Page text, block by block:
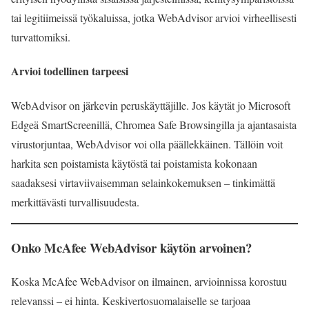
tai legitiimeissä työkaluissa, jotka WebAdvisor arvioi virheellisesti
turvattomiksi.
Arvioi todellinen tarpeesi
WebAdvisor on järkevin peruskäyttäjille. Jos käytät jo Microsoft
Edgeä SmartScreenillä, Chromea Safe Browsingilla ja ajantasaista
virustorjuntaa, WebAdvisor voi olla päällekkäinen. Tällöin voit
harkita sen poistamista käytöstä tai poistamista kokonaan
saadaksesi virtaviivaisemman selainkokemuksen – tinkimättä
merkittävästi turvallisuudesta.
Onko McAfee WebAdvisor käytön arvoinen?
Koska McAfee WebAdvisor on ilmainen, arvioinnissa korostuu
relevanssi – ei hinta. Keskivertosuomalaiselle se tarjoaa